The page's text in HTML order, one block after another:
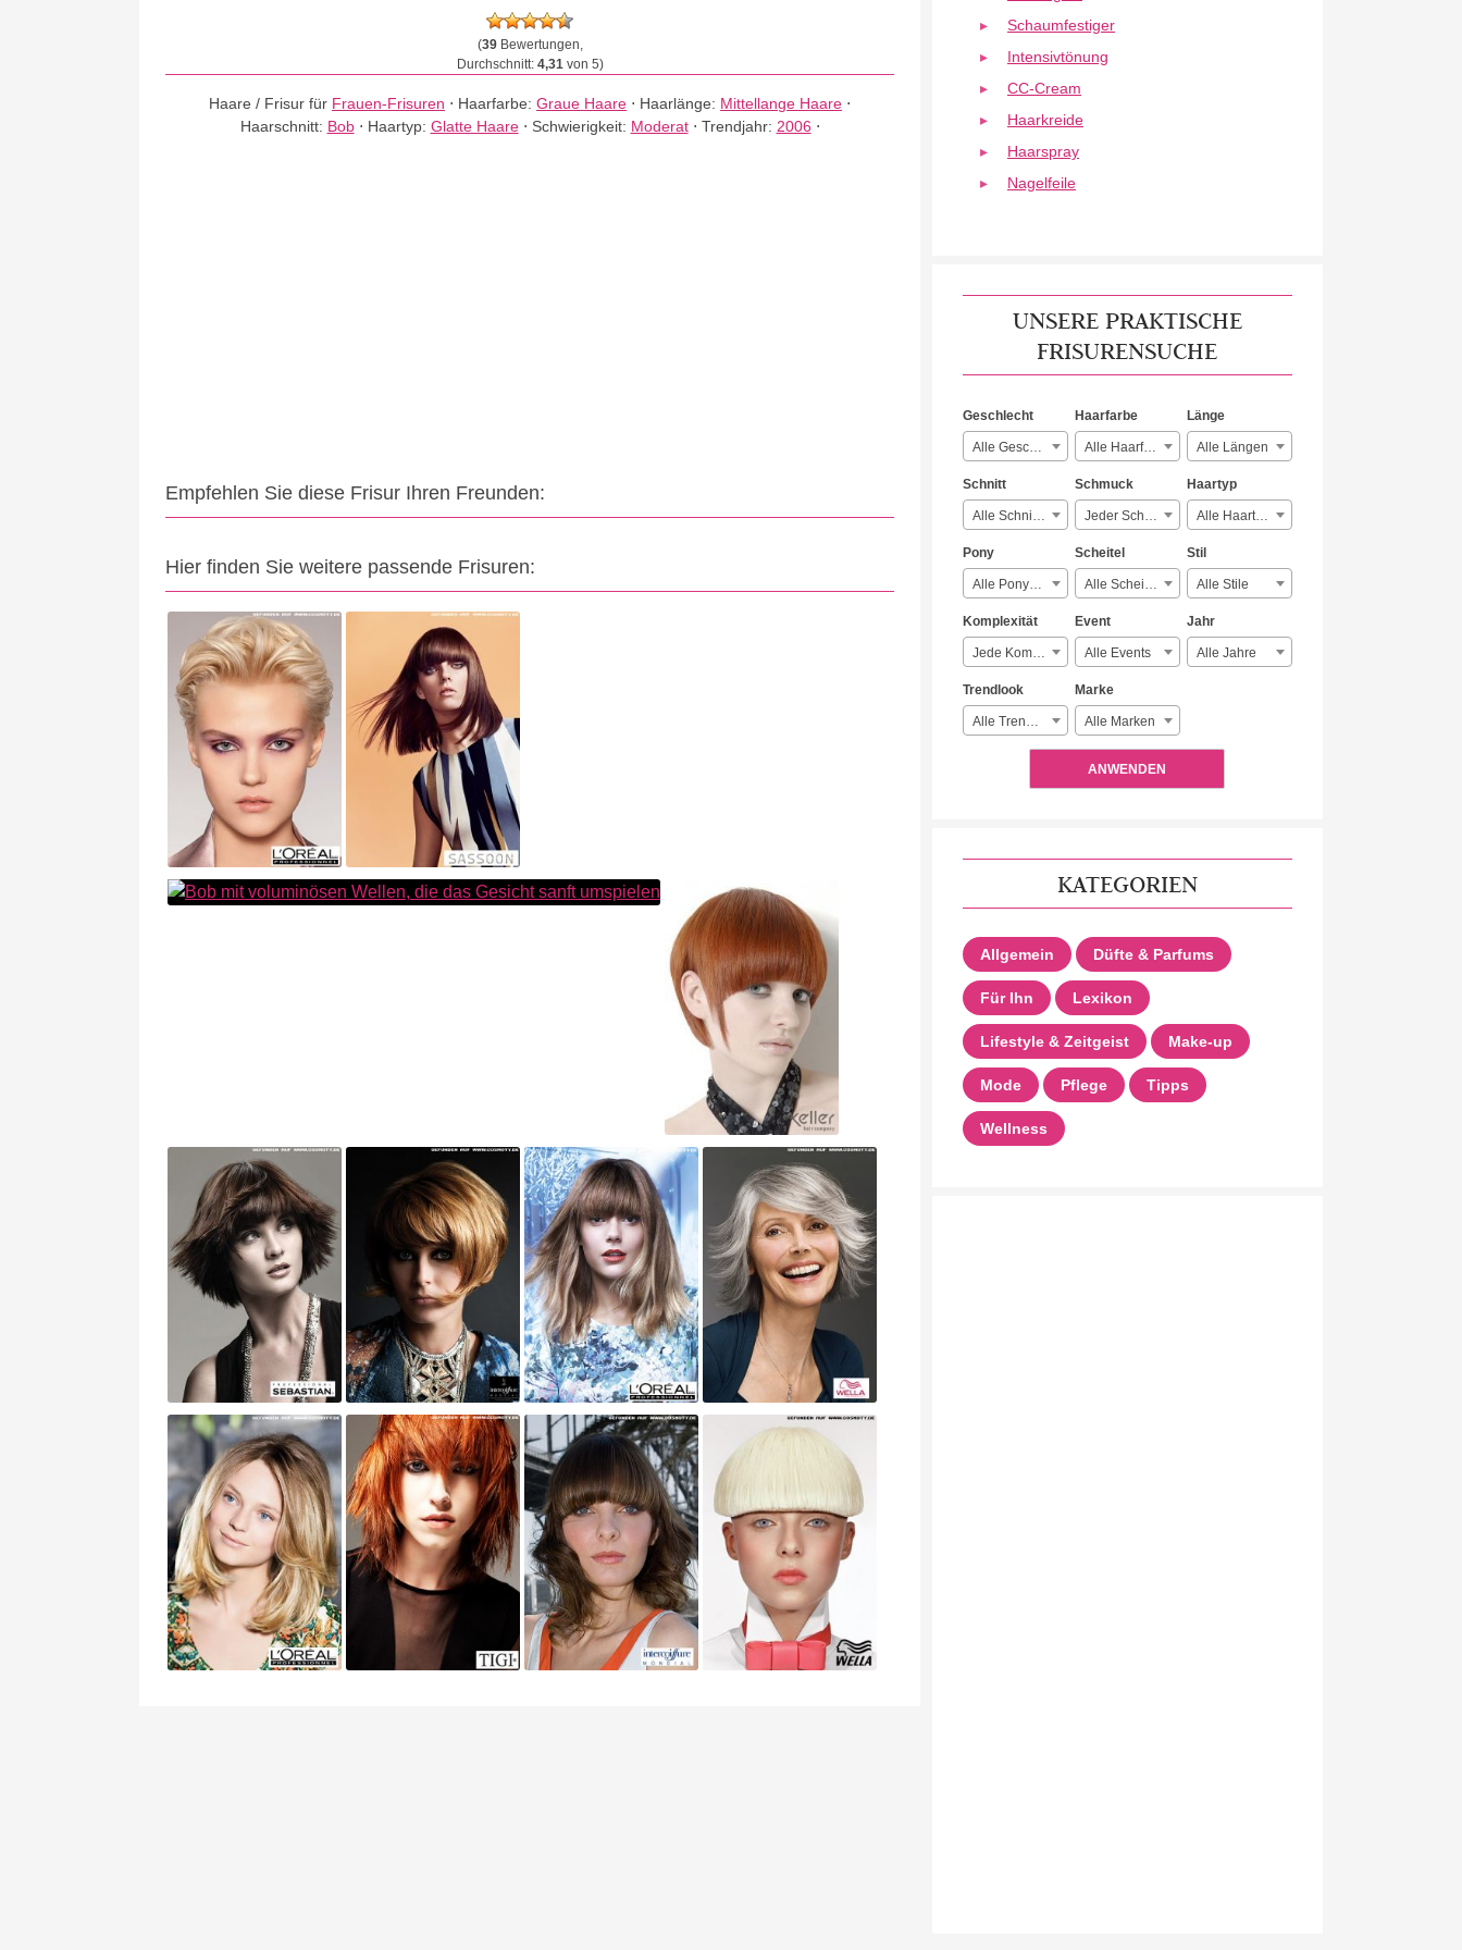
(39Bewertungen,
Durchschnitt: 4,31von 5)
Haare / Frisur für Frauen-Frisuren ⋅ Haarfarbe:Graue Haare ⋅ Haarlänge: Mittellange Haare ⋅
Haarschnitt: Bob⋅ Haartyp: Glatte Haare⋅ Schwierigkeit: Moderat⋅ Trendjahr: 2006 ⋅
Empfehlen Sie diese Frisur Ihren Freunden:
Hier finden Sie weitere passende Frisuren:
Schaumfestiger
Intensivtönung
CC-Cream
Haarkreide
Haarspray
Nagelfeile
UNSERE PRAKTISCHE
FRISURENSUCHE
Geschlecht
Alle Geschlechter
Haarfarbe
Alle Haarfarben
Länge
Alle Längen
Schnitt
Alle Schnitte
Schmuck
Jeder Schmuck
Haartyp
Alle Haartypen
Pony
Alle Ponyarten
Scheitel
Alle Scheitelarten
Stil
Alle Stile
Komplexität
Jede Komplexität
Event
Alle Events
Jahr
Alle Jahre
Trendlook
Alle Trendlooks
Marke
Alle Marken
ANWENDEN
KATEGORIEN
Allgemein Düfte & Parfums
Für Ihn Lexikon
Lifestyle & Zeitgeist Make-up
Mode Pflege Tipps
Wellness